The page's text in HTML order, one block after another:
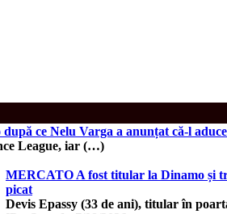
ce Nelu Varga a anunțat că-l
League, iar (…)
MERCATO A fost titular la Dinamo și
picat
Devis Epassy (33 de ani), titular în